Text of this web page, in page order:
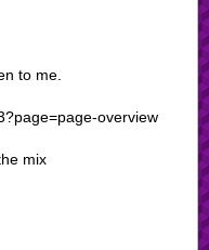
to me.
overview
mix